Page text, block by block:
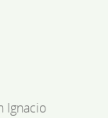
Ignacio